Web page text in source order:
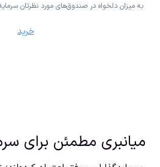
به میزان دلخواه در صندوق‌‌‌های مورد نظرتان
خرید
میانبری مطمئن برای